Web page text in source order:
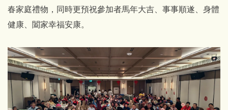
春家庭禮物，同時更預祝參加者馬年大吉、事事順遂、身體
健康、闔家幸福安康。